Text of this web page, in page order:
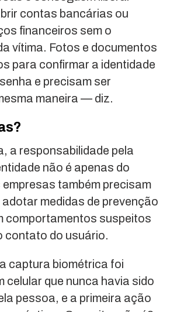
contas bancárias ou
financeiros sem o
vítima. Fotos e documentos
para confirmar a identidade
e precisam ser
maneira — diz.
a responsabilidade pela
não é apenas do
também precisam
medidas de prevenção
comportamentos suspeitos
contato do usuário.
captura biométrica foi
celular que nunca havia sido
pessoa, e a primeira ação